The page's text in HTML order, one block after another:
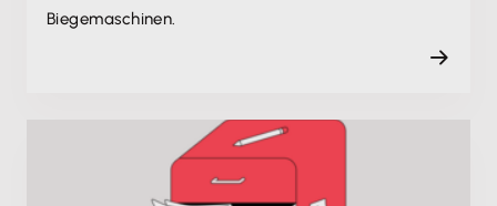
Biegemaschinen.